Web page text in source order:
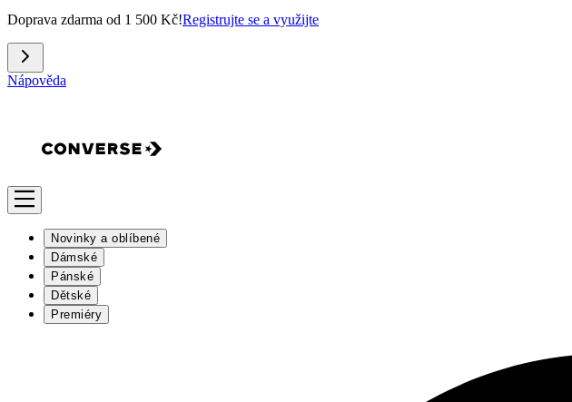
Doprava zdarma od 1 500 Kč!Registrujte se a využijte
Nápověda
Novinky a oblíbené
Dámské
Pánské
Dětské
Premiéry